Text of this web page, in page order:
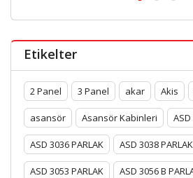
Etikelter
2 Panel 3 Panel akar Akis
asansör Asansör Kabinleri ASD
ASD 3036 PARLAK ASD 3038 PARLAK
ASD 3053 PARLAK ASD 3056 B